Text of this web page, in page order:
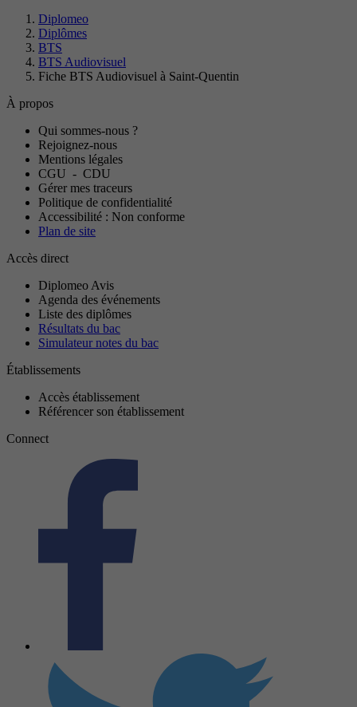
Diplomeo
Diplômes
BTS
BTS Audiovisuel
Fiche BTS Audiovisuel à Saint-Quentin
À propos
Qui sommes-nous ?
Rejoignez-nous
Mentions légales
CGU - CDU
Gérer mes traceurs
Politique de confidentialité
Accessibilité : Non conforme
Plan de site
Accès direct
Diplomeo Avis
Agenda des événements
Liste des diplômes
Résultats du bac
Simulateur notes du bac
Établissements
Accès établissement
Référencer son établissement
Connect